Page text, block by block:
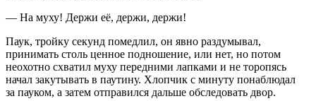
— На муху! Держи её, держи, держи!
Паук, тройку секунд помедлил, он явно раздумывал,
принимать столь ценное подношение, или нет, но потом
неохотно схватил муху передними лапками и не торопясь
начал закутывать в паутину. Хлопчик с минуту понаблюдал
за пауком, а затем отправился дальше обследовать двор.